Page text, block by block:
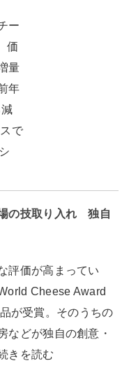
ー
価
量
年
で
の技取り入れ 独自
評価が高まってい
Cheese Award
が受賞。そのうちの
などが独自の創意・
きを読む